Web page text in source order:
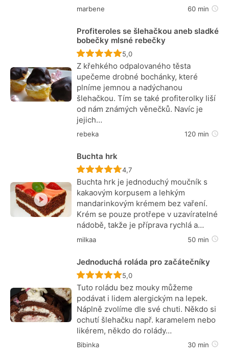
marbene 60 min
Profiteroles se šlehačkou aneb sladké
bobečky mlsné rebečky
Recept ještě nebyl hodnocen
5,0
Z křehkého odpalovaného těsta
upečeme drobné bochánky, které
plníme jemnou a nadýchanou
šlehačkou. Tím se také profiterolky liší
od nám známých věnečků. Navíc je
jejich…
rebeka 120 min
Buchta hrk
Recept ještě nebyl hodnocen
4,7
Buchta hrk je jednoduchý moučník s
kakaovým korpusem a lehkým
mandarinkovým krémem bez vaření.
Krém se pouze protřepe v uzavíratelné
nádobě, takže je příprava rychlá a…
milkaa 50 min
Jednoduchá roláda pro začátečníky
Recept ještě nebyl hodnocen
5,0
Tuto roládu bez mouky můžeme
podávat i lidem alergickým na lepek.
Náplně zvolíme dle své chuti. Někdo si
ochutí šlehačku např. karamelem nebo
likérem, někdo do rolády…
Bibinka 30 min